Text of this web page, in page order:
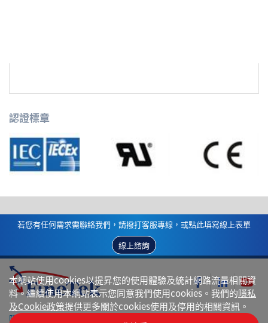
認證標章
若您有任何需求需聯絡我們，請撥打客服專線，或點此填寫線上表單
線上諮詢
隱私權政策
本網站使用cookies以提昇您的使用體驗及統計網路流量相關資
料。繼續使用本網站表示您同意我們使用cookies。我們的隱私
及Cookie政策提供更多關於cookies使用及停用的相關資訊。